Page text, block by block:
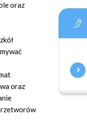
oraz
oraz